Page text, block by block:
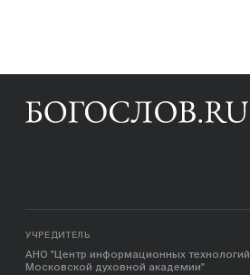
УЧРЕДИТЕЛЬ
АНО "Центр информационных технологий
Московской духовной академии"